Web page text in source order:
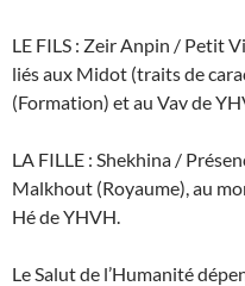
LE FILS : Zeir Anpin / Petit
liés aux Midot (traits de
(Formation) et au Vav de
LA FILLE : Shekhina /
Malkhout (Royaume), au
Hé de YHVH.
Le Salut de l’Humanité